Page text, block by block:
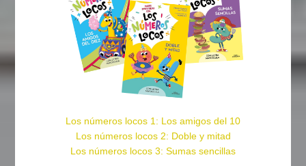
Los números locos 1: Los amigos del 10
Los números locos 2: Doble y mitad
Los números locos 3: Sumas sencillas